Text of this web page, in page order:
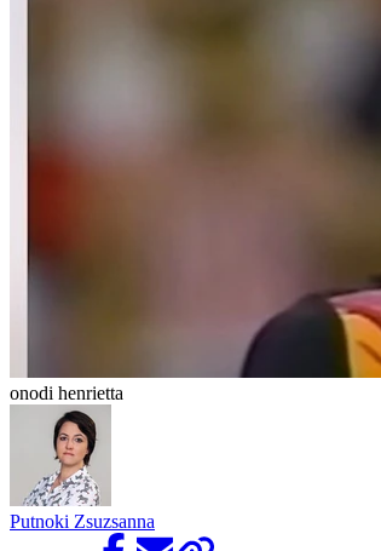
onodi henrietta
Putnoki Zsuzsanna